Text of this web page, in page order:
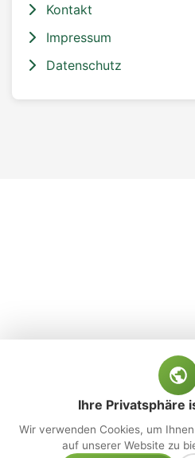
Kontakt
Impressum
Datenschutz
Ihre Privatsphäre
Wir verwenden Cookies, um
auf unserer Website zu